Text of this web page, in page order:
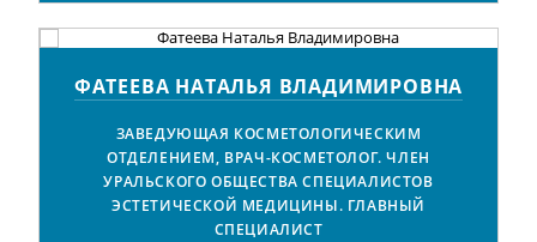
ФАТЕЕВА НАТАЛЬЯ ВЛАДИМИРОВНА
ЗАВЕДУЮЩАЯ КОСМЕТОЛОГИЧЕСКИМ
ОТДЕЛЕНИЕМ, ВРАЧ-КОСМЕТОЛОГ. ЧЛЕН
УРАЛЬСКОГО ОБЩЕСТВА СПЕЦИАЛИСТОВ
ЭСТЕТИЧЕСКОЙ МЕДИЦИНЫ. ГЛАВНЫЙ
СПЕЦИАЛИСТ